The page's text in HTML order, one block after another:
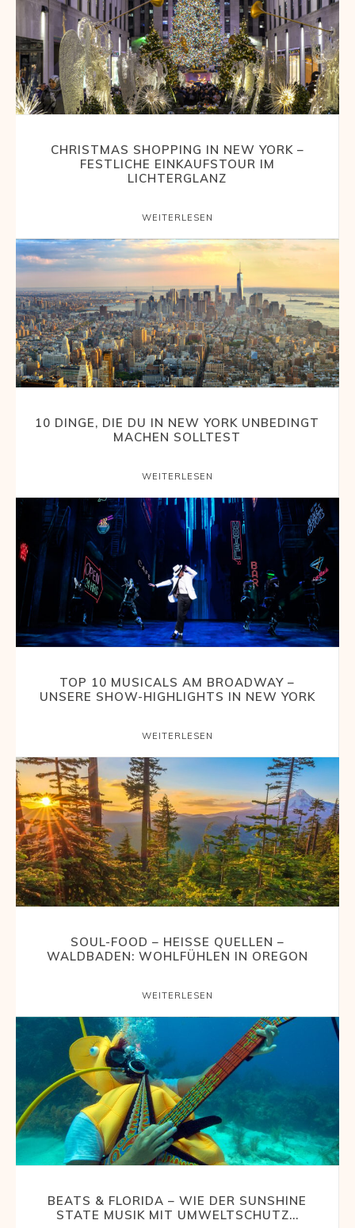
Reisemagazin
mit
den
schönsten
Urlaubszielen
und
aus
aller
CHRISTMAS SHOPPING IN NEW YORK –
FESTLICHE EINKAUFSTOUR IM
LICHTERGLANZ
WEITERLESEN
10 DINGE, DIE DU IN NEW YORK UNBEDINGT
MACHEN SOLLTEST
WEITERLESEN
TOP 10 MUSICALS AM BROADWAY –
UNSERE SHOW-HIGHLIGHTS IN NEW YORK
WEITERLESEN
SOUL-FOOD – HEISSE QUELLEN – W
ALDBADEN: WOHLFÜHLEN IN OREGON
WEITERLESEN
BEATS & FLORIDA – WIE DER SUNSHINE
STATE MUSIK MIT UMWELTSCHUTZ...